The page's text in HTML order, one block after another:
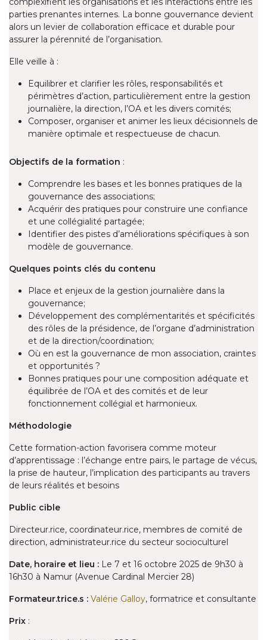
parties prenantes internes. La bonne gouvernance devient
alors un levier de collaboration efficace et durable pour
assurer la pérennité de l’organisation.
Elle veille à :
Equilibrer et clarifier les rôles, responsabilités et
périmètres d’action, particulièrement entre la gestion
journalière, la direction, l’OA et les divers comités;
Composer, organiser et animer les lieux décisionnels de
manière optimale et respectueuse de chacun.
Objectifs de la formation :
Comprendre les bases et les bonnes pratiques de la
gouvernance des associations;
Acquérir des pratiques pour construire une confiance
et une collégialité partagée;
Identifier des pistes d’améliorations spécifiques à son
modèle de gouvernance.
Quelques points clés du contenu
Place et enjeux de la gestion journalière dans la
gouvernance;
Développement des complémentarités et spécificités
des rôles de la présidence, de l’organe d’administration
et de la direction/coordination;
Où en est la gouvernance de mon association, craintes
et opportunités ?
Bonnes pratiques pour une composition adéquate et
équilibrée de l’OA et des comités et de leur
fonctionnement collégial et harmonieux.
Méthodologie
Cette formation-action favorisera comme moteur
d’apprentissage : l’échange entre pairs, le partage de vécus,
la prise de hauteur, l’implication des participants au travers
de leurs réalités et besoins
Public cible
Directeur.rice, coordinateur.rice, membres de comité de
direction, administrateur.rice du secteur socioculturel
Date, horaire et lieu : Le 7 et 16 octobre 2025 de 9h30 à
16h30 à Namur (Avenue Cardinal Mercier 28)
Formateur.trice.s : Valérie Galloy, formatrice et consultante
Prix :